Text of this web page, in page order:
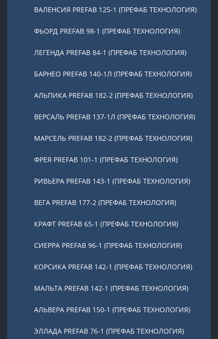
ВАЛЕНСИЯ PREFAB 125-1 (ПРЕФАБ ТЕХНОЛОГИЯ)
ФЬОРД PREFAB 98-1 (ПРЕФАБ ТЕХНОЛОГИЯ)
ЛЕГЕНДА PREFAB 84-1 (ПРЕФАБ ТЕХНОЛОГИЯ)
БАРНЕО PREFAB 140-1Л (ПРЕФАБ ТЕХНОЛОГИЯ)
АЛЬПИКА PREFAB 182-2 (ПРЕФАБ ТЕХНОЛОГИЯ)
ВЕРСАЛЬ PREFAB 137-1Л (ПРЕФАБ ТЕХНОЛОГИЯ)
МАРСЕЛЬ PREFAB 182-2 (ПРЕФАБ ТЕХНОЛОГИЯ)
ФРЕЯ PREFAB 101-1 (ПРЕФАБ ТЕХНОЛОГИЯ)
РИВЬЕРА PREFAB 143-1 (ПРЕФАБ ТЕХНОЛОГИЯ)
ВЕГА PREFAB 177-2 (ПРЕФАБ ТЕХНОЛОГИЯ)
КРАФТ PREFAB 65-1 (ПРЕФАБ ТЕХНОЛОГИЯ)
СИЕРРА PREFAB 96-1 (ПРЕФАБ ТЕХНОЛОГИЯ)
КОРСИКА PREFAB 142-1 (ПРЕФАБ ТЕХНОЛОГИЯ)
МАЛЬТА PREFAB 142-1 (ПРЕФАБ ТЕХНОЛОГИЯ)
АЛЬВЕРА PREFAB 150-1 (ПРЕФАБ ТЕХНОЛОГИЯ)
ЭЛЛАДА PREFAB 76-1 (ПРЕФАБ ТЕХНОЛОГИЯ)